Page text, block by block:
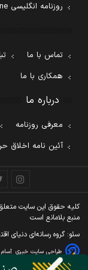
روزنامه انگلیسی Financial Tribune
تماس با ما
همکاری با ما
درباره ما
معرفی روزنامه
آئین نامه اخلاق
کليه حقوق اين سايت متعلق
منبع بلامانع است
سئو: گروه رسانه‌ای دنیای
طراحی سایت خبری آسام